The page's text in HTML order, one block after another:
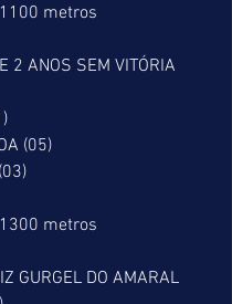
1100 metros
2 ANOS SEM VITÓRIA
(05)
1300 metros
GURGEL DO AMARAL